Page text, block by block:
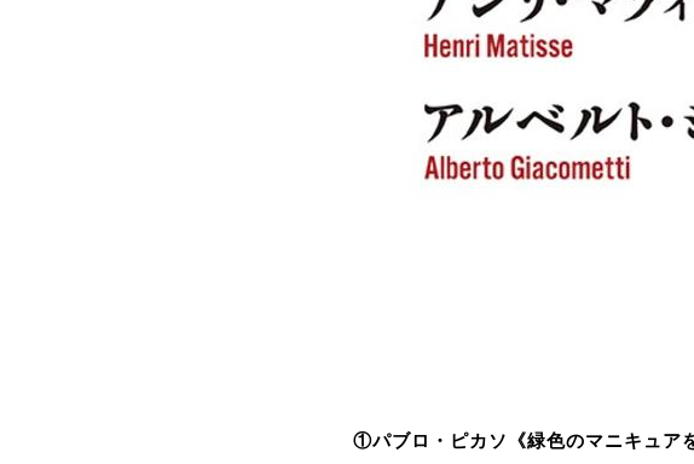
①パブロ・ピカソ《緑色のマニキュア